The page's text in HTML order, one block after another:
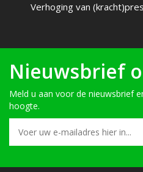
Verhoging van
Nieuwsbrief
Meld u aan voor de nieuwsbrief
hoogte.